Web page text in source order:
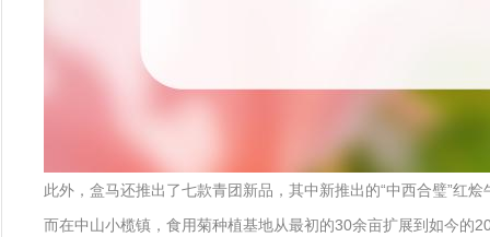
此外，盒马还推出了七款青团新品，其中新推出的“中西合璧”红
而在中山小榄镇，食用菊种植基地从最初的30余亩扩展到如今的